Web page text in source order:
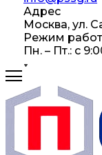
Адрес
Москва, ул.
Режим
Пн. – Пт.: с